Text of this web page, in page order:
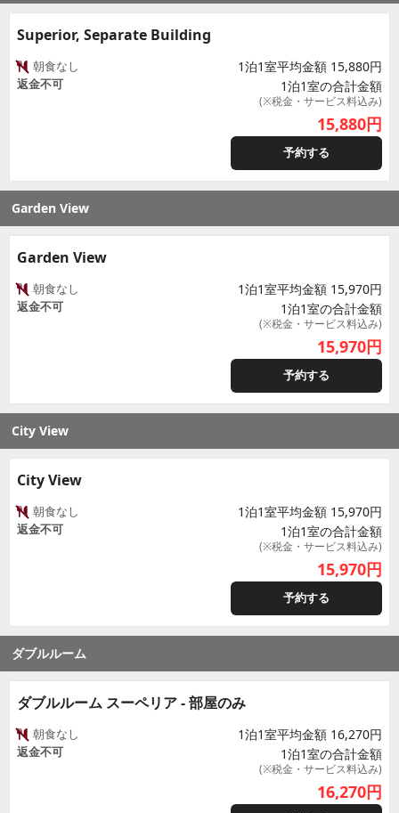
Superior, Separate Building
朝食なし
返金不可
1泊1室平均金額 15,880円
1泊1室の合計金額
(※税金・サービス料込み)
15,880円
予約する
Garden View
Garden View
朝食なし
返金不可
1泊1室平均金額 15,970円
1泊1室の合計金額
(※税金・サービス料込み)
15,970円
予約する
City View
City View
朝食なし
返金不可
1泊1室平均金額 15,970円
1泊1室の合計金額
(※税金・サービス料込み)
15,970円
予約する
ダブルルーム
ダブルルーム スーペリア - 部屋のみ
朝食なし
返金不可
1泊1室平均金額 16,270円
1泊1室の合計金額
(※税金・サービス料込み)
16,270円